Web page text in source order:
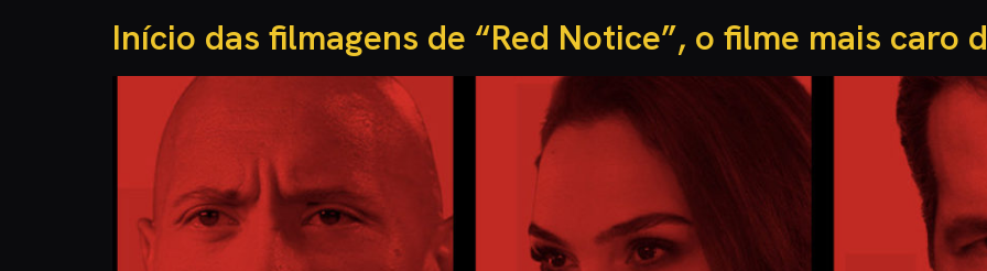
Início das filmagens de “Red Notice”, o filme mais caro